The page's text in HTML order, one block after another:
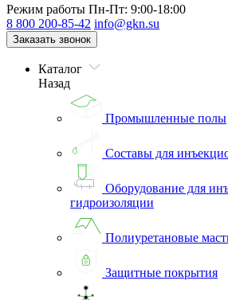
Режим работы Пн-Пт: 9:00-18:00
8 800 200-85-42 info@gkn.su
Заказать звонок
Каталог
Назад
Промышленные полы
Составы для
Оборудование для
гидроизоляции
Полиуретановые
Защитные покрытия